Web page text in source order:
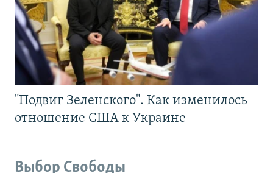
"Подвиг Зеленского". Как изменилось
отношение США к Украине
Выбор Свободы